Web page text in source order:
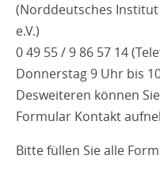
(Norddeutsches
e.V.)
0 49 55 / 9 86 57 14
Donnerstag 9 Uhr bis
Desweiteren können
Formular Kontakt
Bitte füllen Sie alle